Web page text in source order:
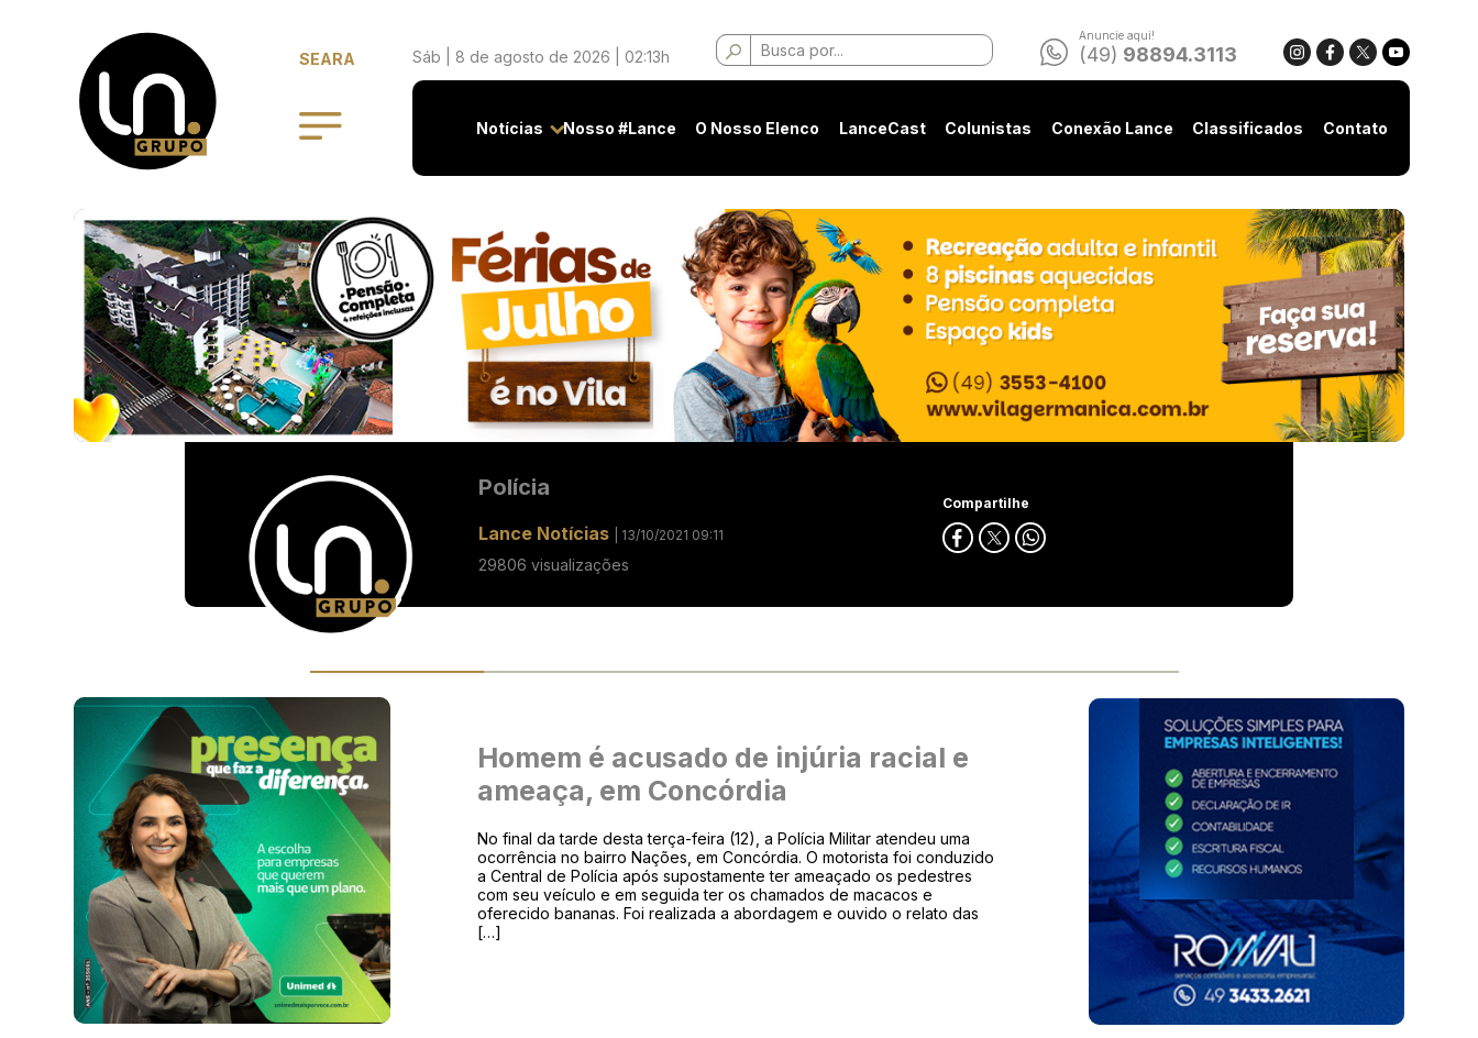
SEARA Sáb | 8 de agosto de 2026 | 02:13h
Buscar
por:
Anuncie aqui!
(49) 98894.3113
Notícias Nosso #Lance O Nosso Elenco LanceCast Colunistas Conexão Lance Classificados Contato
Polícia
Lance Notícias | 13/10/2021 09:11
29806 visualizações
Compartilhe
Homem é acusado de injúria racial e
ameaça, em Concórdia
No final da tarde desta terça-feira (12), a Polícia Militar atendeu uma
ocorrência no bairro Nações, em Concórdia. O motorista foi conduzido
a Central de Polícia após supostamente ter ameaçado os pedestres
com seu veículo e em seguida ter os chamados de macacos e
oferecido bananas. Foi realizada a abordagem e ouvido o relato das
[…]